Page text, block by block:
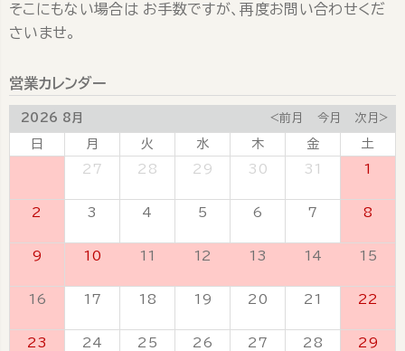
そこにもない場合は お手数ですが、再度お問い合わせくだ
さいませ。
営業カレンダー
2026 8月 <前月 今月 次月>
日 月 火 水 木 金
土
27 28 29 30 31 1
2 3 4 5 6 7 8
9 10 11 12 13 14 15
16 17 18 19 20 21 22
23 24 25 26 27 28 29